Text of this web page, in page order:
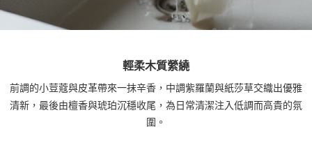
輕柔木質縈繞
前調的小荳蔻與皮革帶來一抹辛香，中調紫羅蘭與紙莎草交織出優雅
清新，最後由檀香與琥珀沉穩收尾，為日常清潔注入低調而高貴的氛
圍。